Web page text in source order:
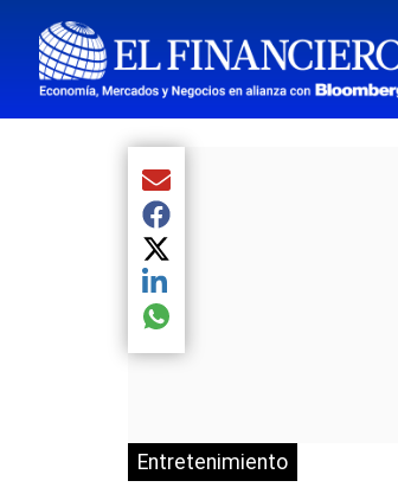
Entretenimiento
Compartir el artículo actual
Compartir el artículo actual
Compartir el artículo actual
Compartir el artículo actual
Compartir el artículo actual